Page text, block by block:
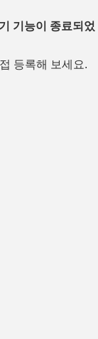
기능이 종료되었
등록해 보세요.